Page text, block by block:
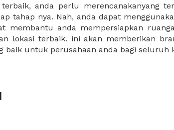
baik untuk perusahaan anda bagi seluruh